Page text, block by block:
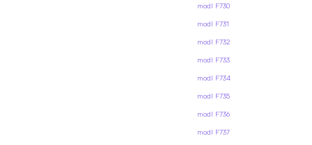
modl F730
modl F731
modl F732
modl F733
modl F734
modl F735
modl F736
modl F737